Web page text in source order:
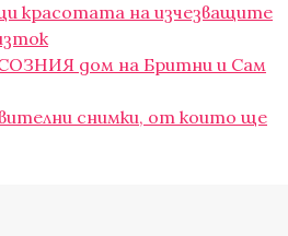
красотата на изчезващите
дом на Бритни и Сам
снимки, от които ще